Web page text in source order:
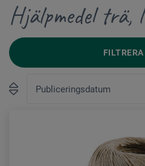
Hjälpmedel trä,
FILTRERA